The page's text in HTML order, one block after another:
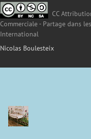
CC
Commerciale - Partage dans
International
Nicolas Boulesteix